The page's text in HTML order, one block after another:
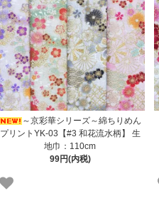
～京彩華シリーズ～綿ちりめん
プリントYK-03【#3 和花流水柄】 生
地巾：110cm
99円(内税)